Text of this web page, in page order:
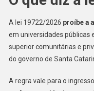
A lei 19722/2026 proíbe a
em universidades públicas
superior comunitárias e
do governo de Santa
A regra vale para o